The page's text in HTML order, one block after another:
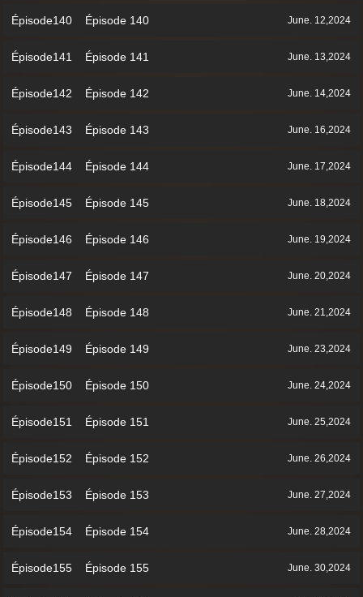
Épisode140 Épisode 140 June. 12,2024
Épisode141 Épisode 141 June. 13,2024
Épisode142 Épisode 142 June. 14,2024
Épisode143 Épisode 143 June. 16,2024
Épisode144 Épisode 144 June. 17,2024
Épisode145 Épisode 145 June. 18,2024
Épisode146 Épisode 146 June. 19,2024
Épisode147 Épisode 147 June. 20,2024
Épisode148 Épisode 148 June. 21,2024
Épisode149 Épisode 149 June. 23,2024
Épisode150 Épisode 150 June. 24,2024
Épisode151 Épisode 151 June. 25,2024
Épisode152 Épisode 152 June. 26,2024
Épisode153 Épisode 153 June. 27,2024
Épisode154 Épisode 154 June. 28,2024
Épisode155 Épisode 155 June. 30,2024